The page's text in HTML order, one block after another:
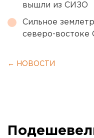
вышли из СИЗО
Сильное
северо-востоке
← НОВОСТИ